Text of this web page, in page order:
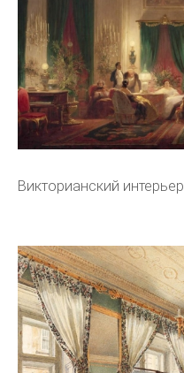
Викторианский интерьер